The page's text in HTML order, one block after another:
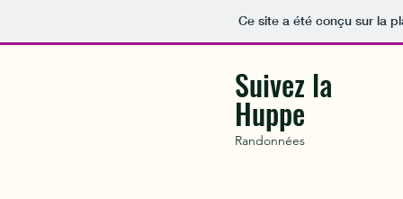
Ce site a été conçu sur la
Suivez la
Huppe
Randonnées